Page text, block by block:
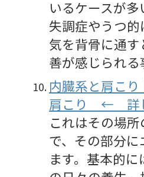
いるケースが
失調症やうつ的
気を背骨に通
善が感じられる
内臓系と肩こ
肩こり ← 詳
これはその場
で、その部分
ます。基本的